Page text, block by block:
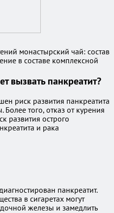
монастырский чай: состав
в составе комплексной
вызвать панкреатит?
риск развития панкреатита
того, отказ от курения
развития острого
и рака
панкреатит.
в сигаретах могут
железы и замедлить